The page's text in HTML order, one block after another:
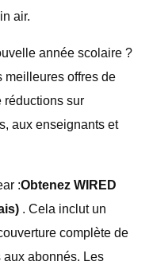
air.
année scolaire ?
meilleures offres de
réductions sur
aux enseignants et
:Obtenez WIRED
. Cela inclut un
complète de
aux abonnés. Les